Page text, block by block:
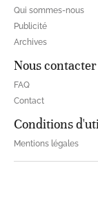
Qui sommes-nous
Publicité
Archives
Nous contacter
FAQ
Contact
Conditions
Mentions légales